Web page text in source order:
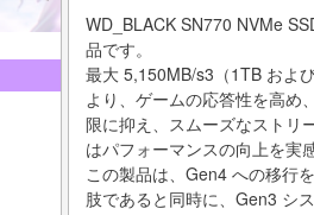
WD_BLACK SN770 NVMe
品です。
最大 5,150MB/s3（1TB およ
より、ゲームの応答性を高め
限に抑え、スムーズなストリ
はパフォーマンスの向上を実
この製品は、Gen4 への移行
肢であると同時に、Gen3 シ